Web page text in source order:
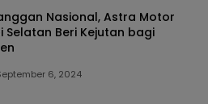
Nasional, Astra Motor
Selatan Beri Kejutan bagi
6, 2024